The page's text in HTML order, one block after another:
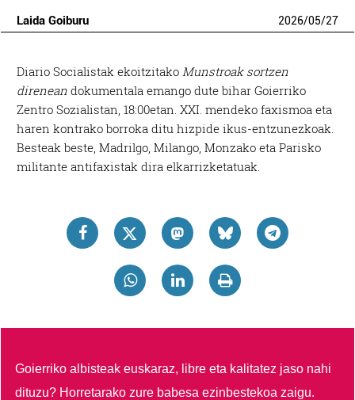
Laida Goiburu 2026/05/27
Diario Socialistak ekoitzitako Munstroak sortzen
direnean dokumentala emango dute bihar Goierriko
Zentro Sozialistan, 18:00etan. XXI. mendeko faxismoa eta
haren kontrako borroka ditu hizpide ikus-entzunezkoak.
Besteak beste, Madrilgo, Milango, Monzako eta Parisko
militante antifaxistak dira elkarrizketatuak.
Goierriko albisteak euskaraz, libre eta kalitatez jaso nahi
dituzu? Horretarako zure babesa ezinbestekoa zaigu.